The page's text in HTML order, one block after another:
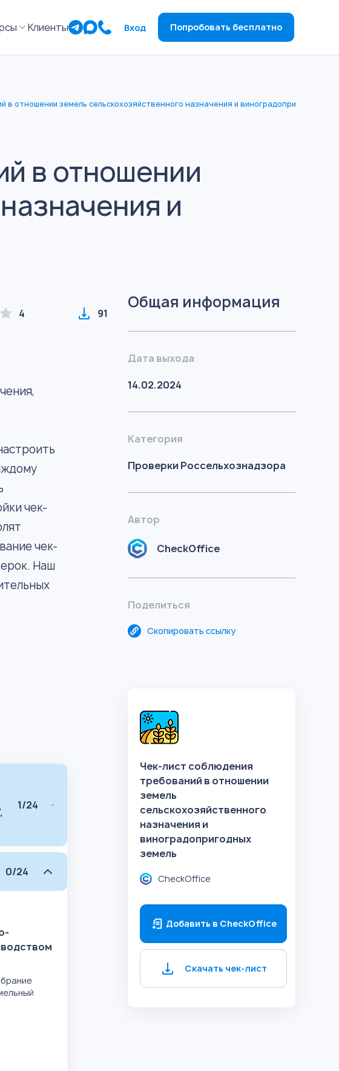
Клиенты Вход Попробовать бесплатно
в отношении земель сельскохозяйственного назначения и виноградопригодных
в отношении
и
4 91
Общая информация
Дата выхода
14.02.2024
Категория
Проверки Россельхознадзора
Автор
CheckOffice
Поделиться
Скопировать ссылку
Чек-лист соблюдения
требований в отношении
земель
сельскохозяйственного
назначения и
виноградопригодных
земель
CheckOffice
Добавить в CheckOffice
Скачать чек-лист
чек-
чек-
Наш
1/24
0/24